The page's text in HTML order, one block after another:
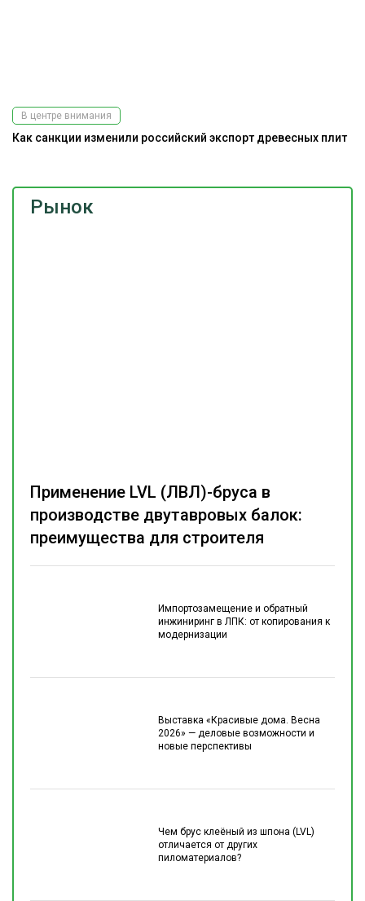
Рынок
Импортозамещение и обратный
инжиниринг в ЛПК: от копирования к
модернизации
Выставка «Красивые дома. Весна
2026» — деловые возможности и
новые перспективы
Чем брус клеёный из шпона (LVL)
отличается от других
пиломатериалов?
Применение LVL (ЛВЛ)-бруса в
производстве двутавровых балок:
преимущества для строителя
В центре внимания
Как санкции изменили российский экспорт древесных плит